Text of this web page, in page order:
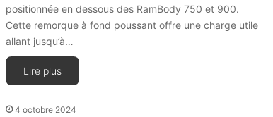
positionnée en dessous des RamBody 750 et 900.
Cette remorque à fond poussant offre une charge utile
allant jusqu’à…
Lire plus
4 octobre 2024